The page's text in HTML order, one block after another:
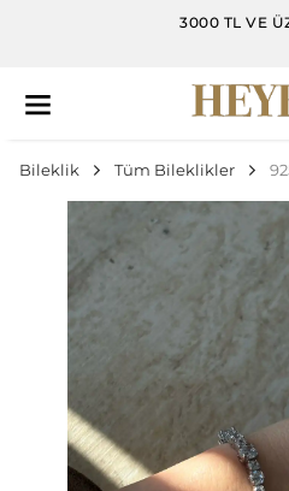
3000 TL VE ÜZERI
Bileklik Tüm Bileklikler